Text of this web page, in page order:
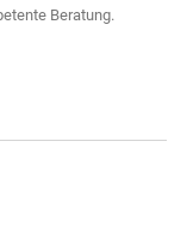
Beratung.